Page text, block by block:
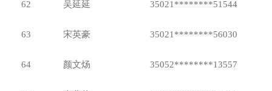
62 吴延延 35021********51544
63 宋英豪 35021********56030
64 颜文炀 35052********13557